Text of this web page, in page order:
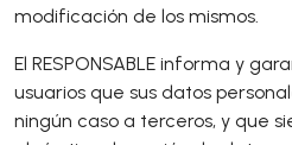
modificación de los mismos.
El RESPONSABLE informa y
usuarios que sus datos
ningún caso a terceros, y que